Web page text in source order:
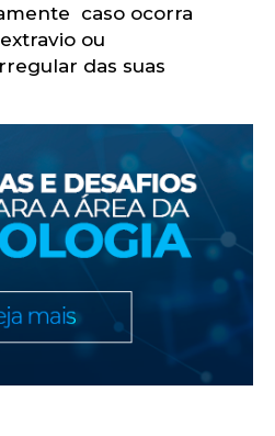
caso ocorra
ou
das suas